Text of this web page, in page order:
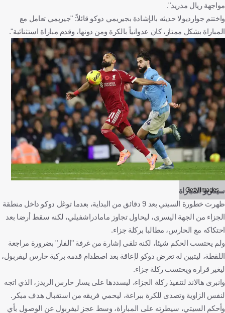
مواجهة ريال مدريد".
واختتم جوارديولا حديثه بالإشادة بجيريمي دوكو قائلاً: "جيريمي تعامل مع
المباراة بشكل ممتاز، كان عدوانياً بالكرة ومن دونها، وقدم مباراة استثنائية".
Getty Images
سيناريو المباراة
ظهرت خطورة السيتي بعد 9 دقائق من البداية، بعدما توغل دوكو داخل منطقة
الجزاء من الجهة اليسرى، ليحاول تجاوز مامادراشفيلي، لكنه سقط أرضا بعد
احتكاكه مع الحارس، مطالبا بركلة جزاء.
ولم يحتسب الحكم شيئا، لكنه تلقى إشارة من غرفة "الفار" بضرورة مراجعة
اللقطة، ليتبين له تعرض دوكو لإعاقة بعد اصطدام قدمه بركبة حارس ليفربول،
ليغير قراره ويحتسب ركلة جزاء.
وانبرى هالاند لتنفيذ ركلة الجزاء، ليسددها على يسار حارس الريدز، الذي اتجه
لنفس الزاوية وتصدى للكرة ببراعة، ليحمي فريقه من استقبال هدف مبكر.
وأحكم السيتي، سيطرته على المباراة، وسط عجز ليفربول عن الوصول بأي